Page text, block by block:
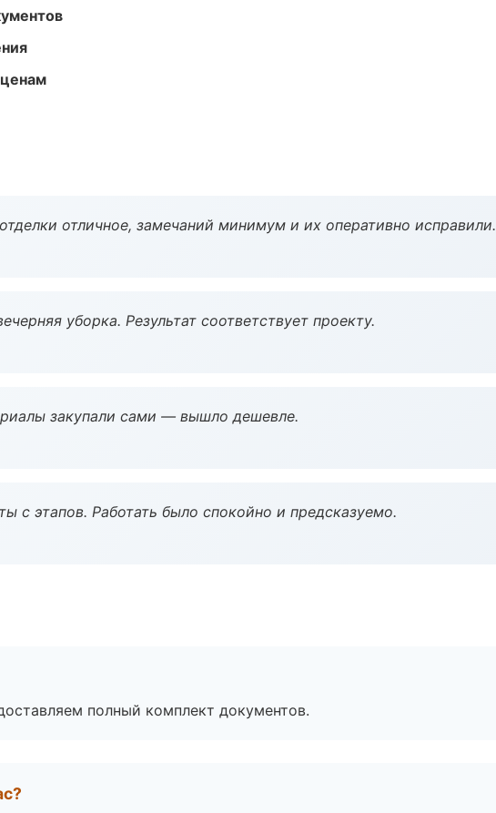
отличное, замечаний минимум и их оперативно исправили.
уборка. Результат соответствует проекту.
закупали сами — вышло дешевле.
с этапов. Работать было спокойно и предсказуемо.
полный комплект документов.